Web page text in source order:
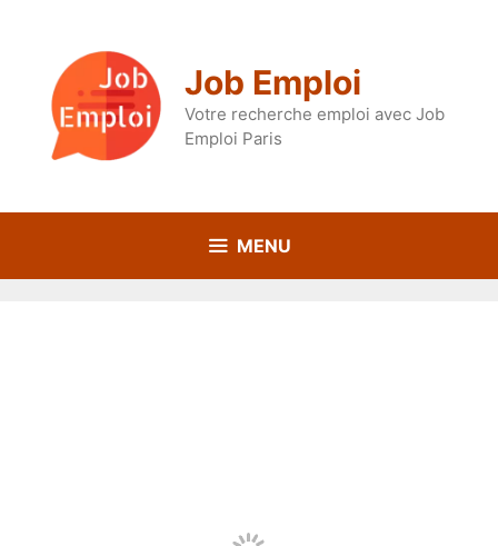
Job Emploi
Votre recherche emploi avec Job
Emploi Paris
MENU